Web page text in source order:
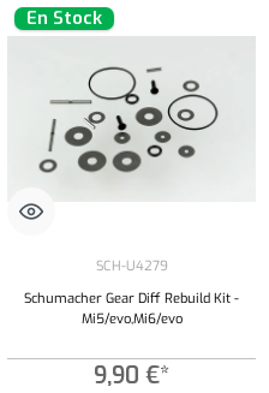
En Stock
SCH-U4279
Schumacher Gear Diff Rebuild Kit -
Mi5/evo,Mi6/evo
9,90 €*